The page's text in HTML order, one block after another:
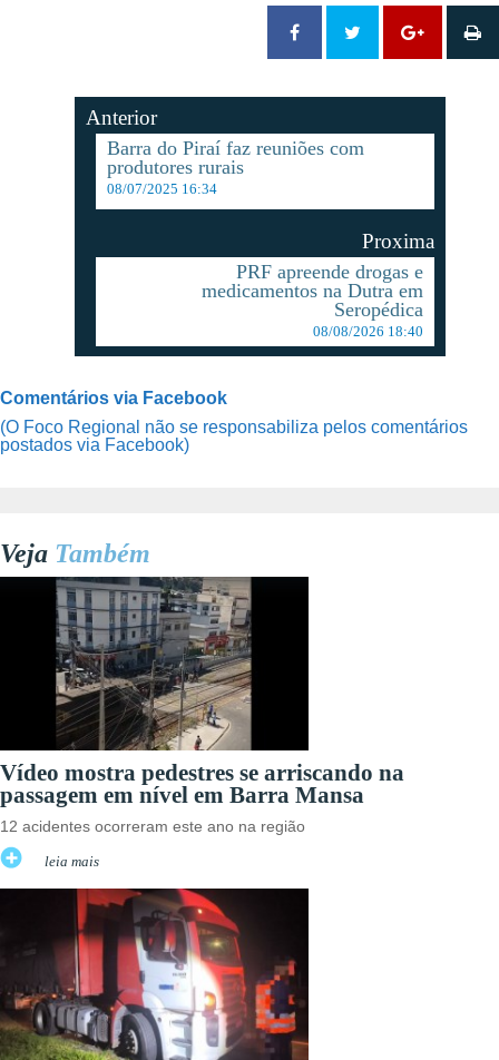
Anterior
Barra do Piraí faz reuniões com
produtores rurais
08/07/2025 16:34
Proxima
PRF apreende drogas e
medicamentos na Dutra em
Seropédica
08/08/2026 18:40
Comentários via Facebook
(O Foco Regional não se responsabiliza pelos comentários
postados via Facebook)
Veja Também
Vídeo mostra pedestres se arriscando na
passagem em nível em Barra Mansa
12 acidentes ocorreram este ano na região
leia mais